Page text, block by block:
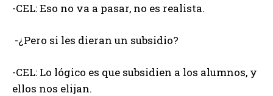
-CEL: Eso no va a pasar, no es realista.
-¿Pero si les dieran un subsidio?
-CEL: Lo lógico es que subsidien a los alumnos, y
ellos nos elijan.